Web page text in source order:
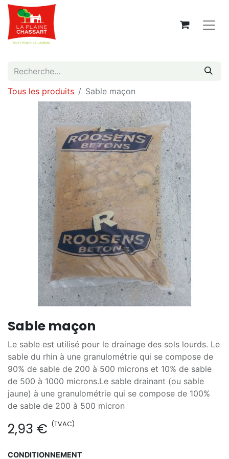
Tous les produits Sable maçon
Sable maçon
Le sable est utilisé pour le drainage des sols lourds. Le
sable du rhin à une granulométrie qui se compose de
90% de sable de 200 à 500 microns et 10% de sable
de 500 à 1000 microns.Le sable drainant (ou sable
jaune) à une granulométrie qui se compose de 100%
de sable de 200 à 500 micron
2,93 € (TVAC)
CONDITIONNEMENT